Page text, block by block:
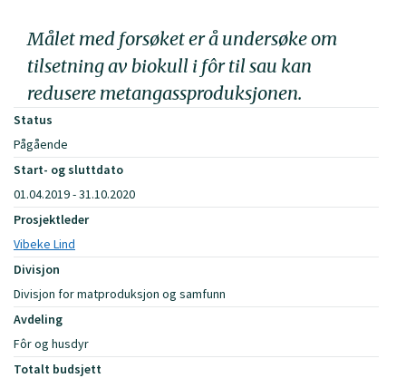
Målet med forsøket er å undersøke om
tilsetning av biokull i fôr til sau kan
redusere metangassproduksjonen.
Status
Pågående
Start- og sluttdato
01.04.2019 - 31.10.2020
Prosjektleder
Vibeke Lind
Divisjon
Divisjon for matproduksjon og samfunn
Avdeling
Fôr og husdyr
Totalt budsjett